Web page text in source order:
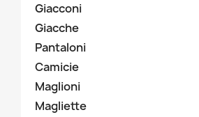
Giacconi
Giacche
Pantaloni
Camicie
Maglioni
Magliette